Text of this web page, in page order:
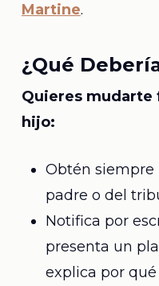
Martine.
¿Qué
Quieres mudarte
hijo:
Obtén
padre o del
Notifica por
presenta un
explica por